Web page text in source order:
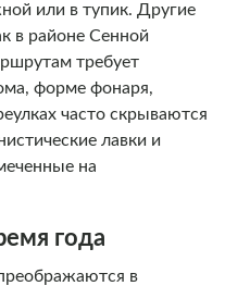
или в тупик. Другие
в районе Сенной
требует
форме фонаря,
часто скрываются
лавки и
на
года
в